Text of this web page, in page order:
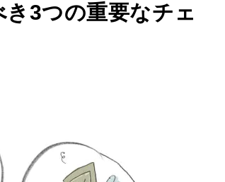
き3つの重要なチェ